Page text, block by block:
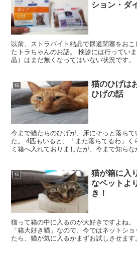
ション・ダ
以前、ストラバイト結晶で尿道閉塞をお
たトラちゃんのお話。 検診には行ってい
晶）はまだ無くなってはいない状況です
猫
猫のひげは
ひげの話
今まで猫たちのひげが、床にそっと落ち
た。 4匹もいると、「また落ちてるわ」
ミ箱へ入れておりましたが、今まで知ら
猫
猫が箱に入
なベットよ
き！
猫って箱の中に入るのが大好きですよね。
「箱大好き猫」なので、今ではネットシ
たら、猫が気に入るかまずお試しさせま